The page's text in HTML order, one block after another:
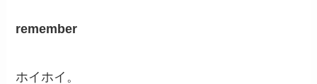
remember
ホイホイ。